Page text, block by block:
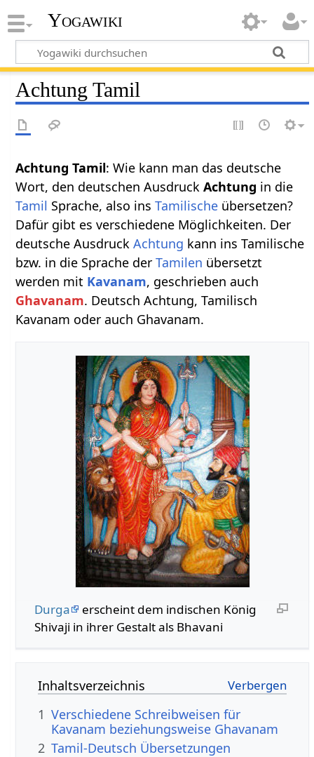
Yogawiki
Achtung Tamil
Achtung Tamil: Wie kann man das deutsche
Wort, den deutschen AusdruckAchtung in die
Tamil Sprache, also insTamilische übersetzen?
Dafür gibt es verschiedene Möglichkeiten. Der
deutsche AusdruckAchtung kann ins Tamilische
bzw. in die Sprache derTamilen übersetzt
werden mit Kavanam, geschrieben auch
Ghavanam. Deutsch Achtung, Tamilisch
Kavanam oder auch Ghavanam.
Durga
erscheint dem indischen König
Shivaji in ihrer Gestalt als Bhavani
Inhaltsverzeichnis
1 Verschiedene Schreibweisen für
Kavanam beziehungsweise Ghavanam
2 Tamil-Deutsch Übersetzungen